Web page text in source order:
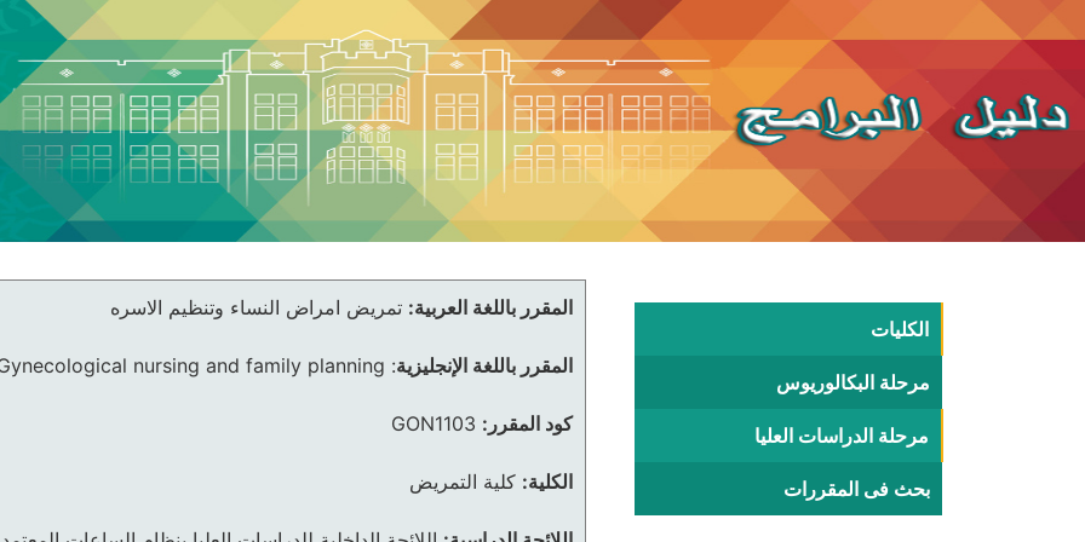
الكليات
مرحلة البكالوريوس
مرحلة الدراسات العليا
بحث فى المقررات
المقرر باللغة العربية: تمريض امراض النساء وتنظيم الاسره
المقرر باللغة الإنجليزية:
nursing and family planning
كود المقرر: GON1103
الكلية: كلية التمريض